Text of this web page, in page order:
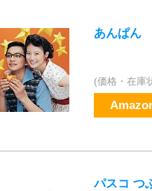
あんぱん
(価格・在庫
パスコ つ